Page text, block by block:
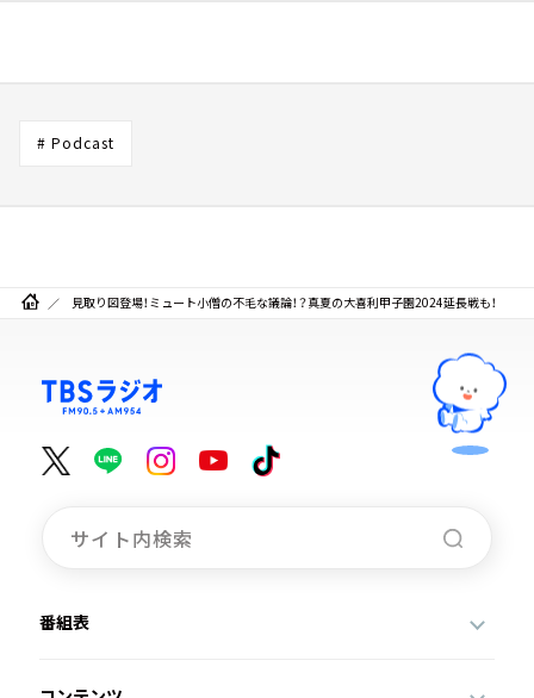
# Podcast
見取り図登場！ミュート小僧の不毛な議論！？真夏の大喜利甲子園2024延長戦も！
番組表